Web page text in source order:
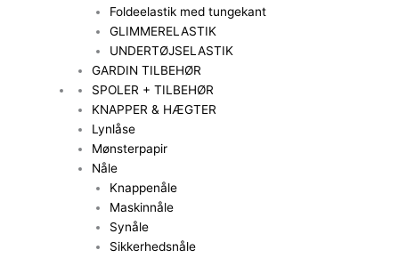
Foldeelastik med tungekant
GLIMMERELASTIK
UNDERTØJSELASTIK
GARDIN TILBEHØR
SPOLER + TILBEHØR
KNAPPER & HÆGTER
Lynlåse
Mønsterpapir
Nåle
Knappenåle
Maskinnåle
Synåle
Sikkerhedsnåle